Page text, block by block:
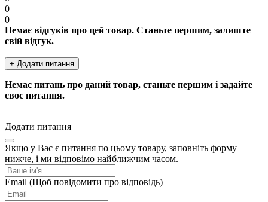
0
0
Немає відгуків про цей товар. Станьте першим, залиште
свій відгук.
+ Додати питання
Немає питань про даний товар, станьте першим і задайте
своє питання.
Додати питання
Якщо у Вас є питання по цьому товару, заповніть форму
нижче, і ми відповімо найближчим часом.
Email (Щоб повідомити про відповідь)